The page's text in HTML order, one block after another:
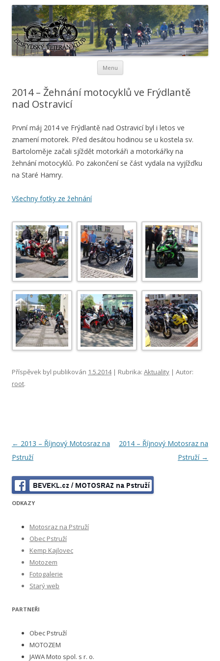
Beskydský veterán klub
Menu Přejít k obsahu webu
2014 – Žehnání motocyklů ve Frýdlantě
nad Ostravicí
První máj 2014 ve Frýdlantě nad Ostravicí byl i letos ve
znamení motorek. Před desátou hodinou se u kostela sv.
Bartoloměje začali sjíždět motorkáři a motorkářky na
žehnání motocyklů. Po zakončení se část vydala na vyjížďku
na Staré Hamry.
Všechny fotky ze žehnání
Příspěvek byl publikován 1.5.2014| Rubrika: Aktuality | Autor:
root.
Navigace pro příspěvky
← 2013 – Říjnový Motosraz na
Pstruží
2014 – Říjnový Motosraz na
Pstruží →
ODKAZY
Motosraz na Pstruží
Obec Pstruží
Kemp Kajlovec
Motozem
Fotogalerie
Starý web
PARTNEŘI
Obec Pstruží
MOTOZEM
JAWA Moto spol. s r. o.